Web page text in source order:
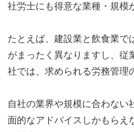
社労士にも得意な業種・規模
たとえば、建設業と飲食業で
がまったく異なりますし、従
社では、求められる労務管理
自社の業界や規模に合わない
面的なアドバイスしかもらえ